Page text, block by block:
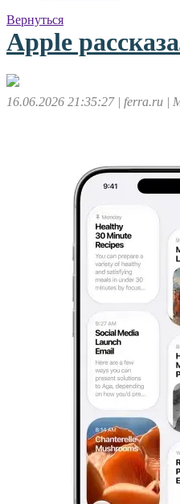
Вернуться
Apple
16.06.2026 21:35:27 | ferra.ru |